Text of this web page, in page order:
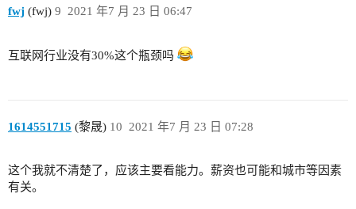
fwj (fwj) 2021 年7 月 23 日 06:47
9
互联网行业没有30%这个瓶颈吗
1614551715 (黎晟) 2021 年7 月 23 日 07:28
10
这个我就不清楚了，应该主要看能力。薪资也可能和城市等因素
有关。